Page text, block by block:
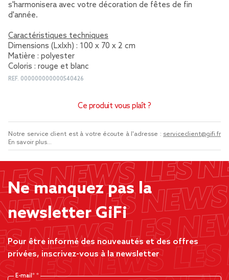
s'harmonisera avec votre décoration de fêtes de fin
d'année.
Caractéristiques techniques
Dimensions (Lxlxh) : 100 x 70 x 2 cm
Matière : polyester
Coloris : rouge et blanc
REF. 000000000000540426
Ce produit vous plaît ?
Notre service client est à votre écoute à l'adresse : serviceclient@gifi.fr
En savoir plus...
Ne manquez pas la
newsletter GiFi
Pour être informé des nouveautés et des offres
privées, inscrivez-vous à la newsletter
E-mail*